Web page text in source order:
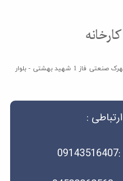
آدرس کارخانه: اردبیل - میدان ایثار - شهرک صنعتی فاز 1 شهید بهشتی - بلوار
: